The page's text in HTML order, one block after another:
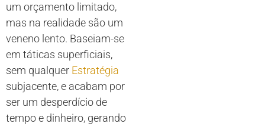
um orçamento limitado,
mas na realidade são um
veneno lento. Baseiam-se
em táticas superficiais,
sem qualquer Estratégia
subjacente, e acabam por
ser um desperdício de
tempo e dinheiro, gerando